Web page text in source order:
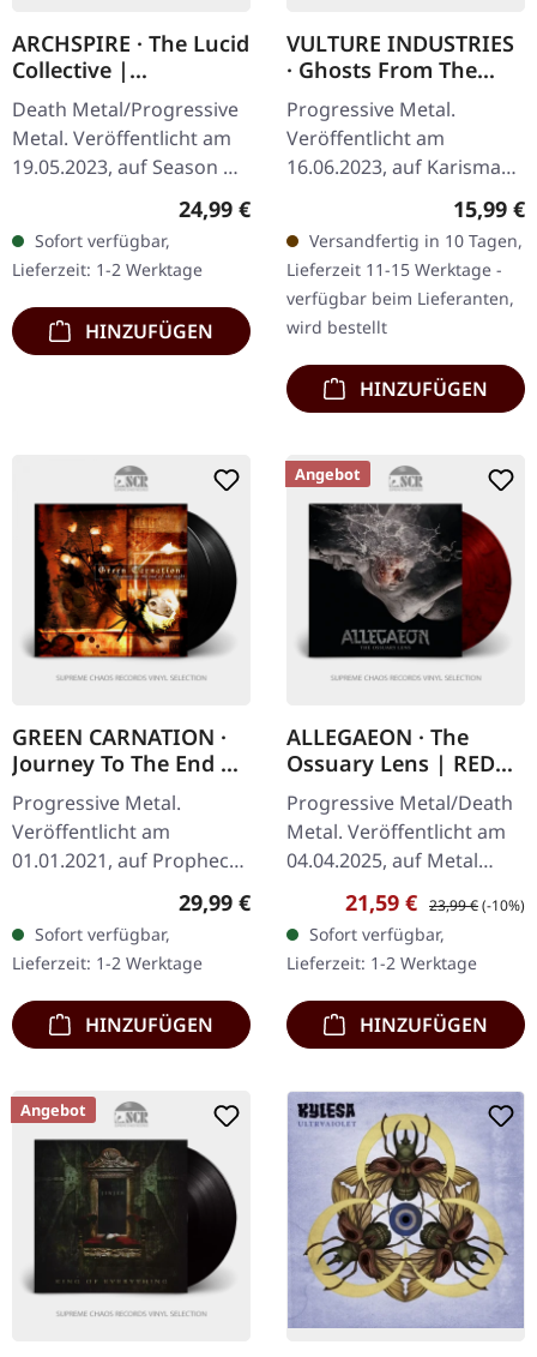
ARCHSPIRE · The Lucid
Collective |
PINK/PURPLE/WHITE
MARBLED LP
Death Metal/Progressive
Metal. Veröffentlicht am
19.05.2023, auf Season Of
Mist. Pink, lila und weiß
marmoriertes Vinyl. "The
Lucid Collective" von…
Regulärer Preis:
24,99 €
Sofort verfügbar,
Lieferzeit: 1-2 Werktage
HINZUFÜGEN
VULTURE INDUSTRIES
· Ghosts From The
Past | MARBLE
MAGENTA LP
Progressive Metal.
Veröffentlicht am
16.06.2023, auf Karisma
marmoriertes Vinyl.
"Ghosts From The Past"
von Vulture Industries…
15,99 €
Versandfertig in 10 Tagen,
Lieferzeit 11-15 Werktage -
verfügbar beim Lieferanten,
wird bestellt
HINZUFÜGEN
GREEN CARNATION ·
Journey To The End Of
The Night | BLACK 2LP
Progressive Metal.
Veröffentlicht am
01.01.2021, auf Prophecy
Productions. Schwarzes
Doppel-Vinyl im Gatefold-
Cover. Green Carnation
kehren mit ihrem…
Regulärer Preis:
29,99 €
Sofort verfügbar,
Lieferzeit: 1-2 Werktage
HINZUFÜGEN
Angebot
ALLEGAEON · The
Ossuary Lens | RED
MARBLED LP
Progressive Metal/Death
Metal. Veröffentlicht am
04.04.2025, auf Metal
Blade Records. Rot
"Obsidian" marmoriertes
Vinyl mit Insert.
ALLEGAEON kehrt…
Verkaufspreis:
21,59 € Regulärer Preis:
23,99 €(-10%)
Sofort verfügbar,
Lieferzeit: 1-2 Werktage
HINZUFÜGEN
Angebot